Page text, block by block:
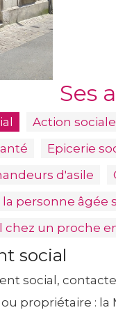
Ses
Action sociale
Epicerie
d'asile
personne âgée
un proche
social
social,
propriétaire : la